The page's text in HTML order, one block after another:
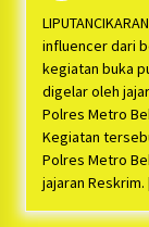
influencer dari
kegiatan buka
digelar oleh
Polres Metro
Kegiatan
Polres Metro
jajaran